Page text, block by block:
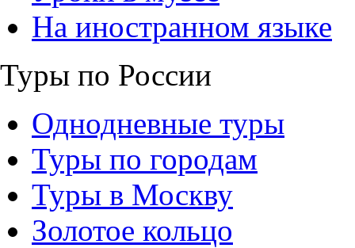
На иностранном языке
Туры по России
Однодневные туры
Туры по городам
Туры в Москву
Золотое кольцо